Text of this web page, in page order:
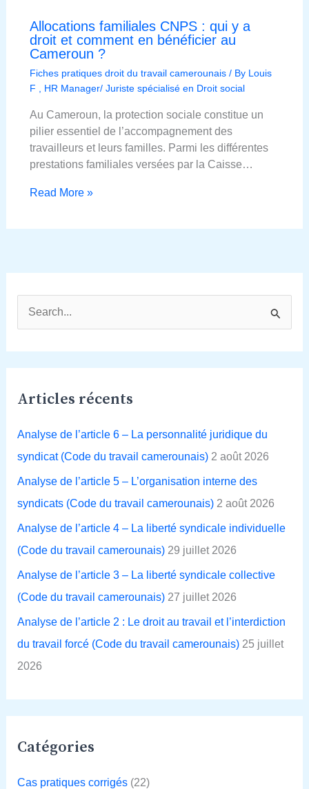
Allocations familiales CNPS : qui y a
droit et comment en bénéficier au
Cameroun ?
Fiches pratiques droit du travail camerounais/ By Louis
F , HR Manager/ Juriste spécialisé en Droit social
Au Cameroun, la protection sociale constitue un
pilier essentiel de l’accompagnement des
travailleurs et leurs familles. Parmi les différentes
prestations familiales versées par la Caisse…
Read More »
e
:
Articles récents
Analyse de l’article 6 – La personnalité juridique du
syndicat (Code du travail camerounais) 2 août 2026
Analyse de l’article 5 – L’organisation interne des
syndicats (Code du travail camerounais) 2 août 2026
Analyse de l’article 4 – La liberté syndicale individuelle
(Code du travail camerounais) 29 juillet 2026
Analyse de l’article 3 – La liberté syndicale collective
(Code du travail camerounais) 27 juillet 2026
Analyse de l’article 2 : Le droit au travail et l’interdiction
du travail forcé (Code du travail camerounais) 25 juillet
2026
Catégories
Cas pratiques corrigés(22)